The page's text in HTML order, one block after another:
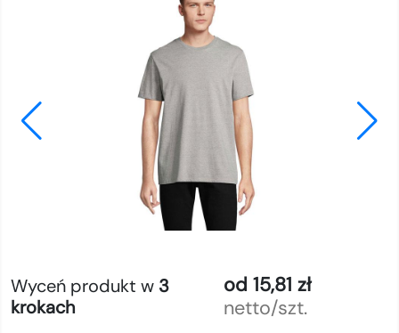
Wyceń produkt w 3
krokach
od 15,81 zł
netto/szt.